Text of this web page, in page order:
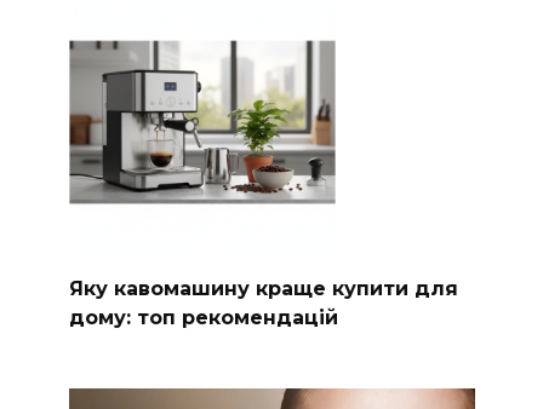
Яку кавомашину краще купити для
дому: топ рекомендацій